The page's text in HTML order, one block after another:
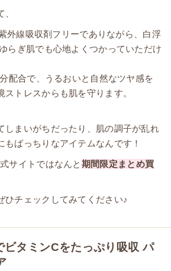
外線吸収剤フリーでありながら、白浮
らぎ肌でも心地よくつかっていただけ
配合で、うるおいと自然なツヤ感を
トレスからも肌を守ります。
しまいがちだったり、肌の調子が乱れ
もばっちりなアイテムなんです！
サイトではなんと 期間限定まとめ買
ひチェックしてみてください♪
ビタミンCをたっぷり吸収 パ